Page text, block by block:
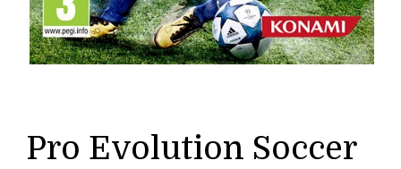
Pro Evolution Soccer